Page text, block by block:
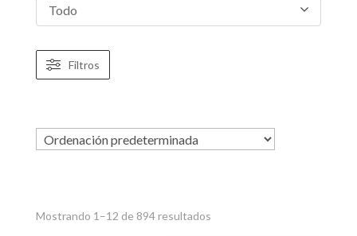
Todo
Filtros
Mostrando 1–12 de 894 resultadosOrdenado